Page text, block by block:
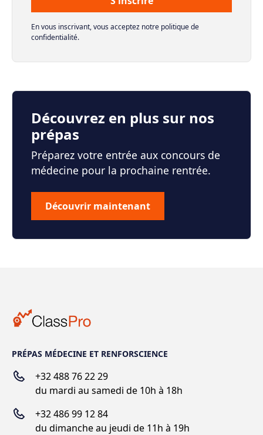
En vous inscrivant, vous acceptez notre politique de
confidentialité.
Découvrez en plus sur nos
prépas
Préparez votre entrée aux concours de
médecine pour la prochaine rentrée.
Découvrir maintenant
PRÉPAS MÉDECINE ET RENFORSCIENCE
+32 488 76 22 29
du mardi au samedi de 10h à 18h
+32 486 99 12 84
du dimanche au jeudi de 11h à 19h